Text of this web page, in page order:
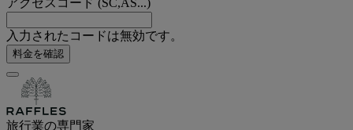
アクセスコード (SC,AS...)
入力されたコードは無効です。
料金を確認
旅行業の専門家